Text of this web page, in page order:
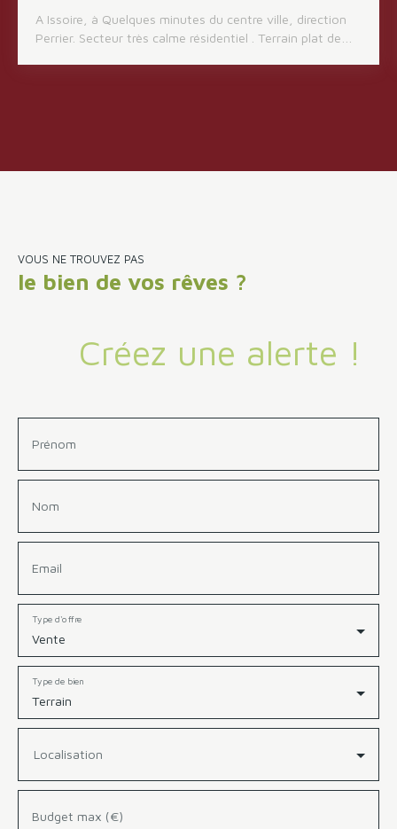
A Issoire, à Quelques minutes du centre ville, direction
Perrier. Secteur très calme résidentiel . Terrain plat de
VOUS NE TROUVEZ PAS
le bien de vos rêves ?
Créez une alerte !
Prénom
Nom
Email
Vente
Type d'offre
Terrain
Type de bien
Localisation
Budget max (€)